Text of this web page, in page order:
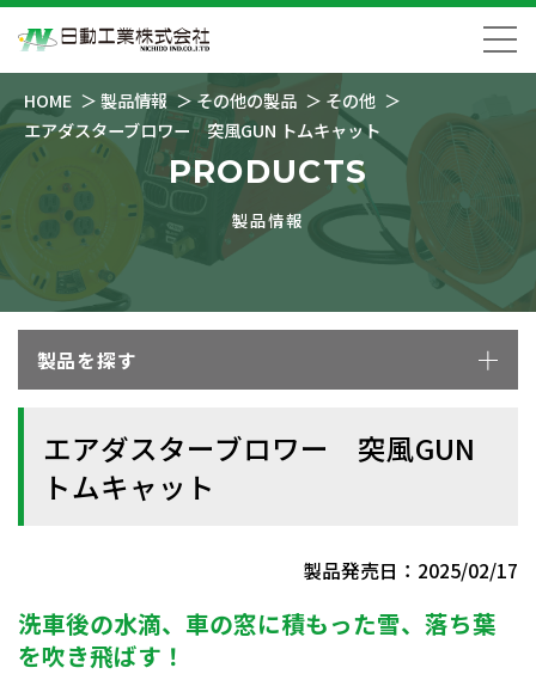
HOME 製品情報 その他の製品
その他
エアダスターブロワー 突風GUN トムキャット
PRODUCTS
製品情報
製品を探す
エアダスターブロワー 突風GUN
トムキャット
製品発売日：2025/02/17
洗車後の水滴、車の窓に積もった雪、落ち葉
を吹き飛ばす！